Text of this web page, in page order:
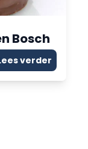
Bosch
verder